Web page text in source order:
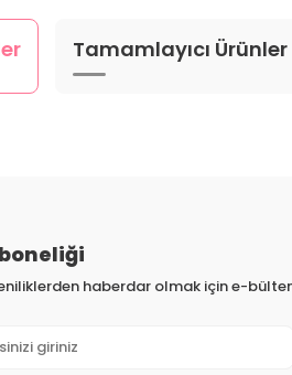
Tamamlayıcı Ürünler
haberdar olmak için e-